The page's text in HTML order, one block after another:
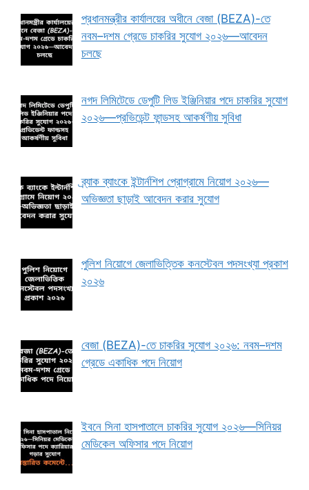
প্রধানমন্ত্রীর কার্যালয়ের অধীনে বেজা (BEZA)-তে
নবম–দশম গ্রেডে চাকরির সুযোগ ২০২৬—আবেদন
চলছে
নগদ লিমিটেডে ডেপুটি লিড ইঞ্জিনিয়ার পদে চাকরির সুযোগ
২০২৬—প্রভিডেন্ট ফান্ডসহ আকর্ষণীয় সুবিধা
ব্র্যাক ব্যাংকে ইন্টার্নশিপ প্রোগ্রামে নিয়োগ ২০২৬—
অভিজ্ঞতা ছাড়াই আবেদন করার সুযোগ
পুলিশ নিয়োগে জেলাভিত্তিক কনস্টেবল পদসংখ্যা প্রকাশ
২০২৬
বেজা (BEZA)-তে চাকরির সুযোগ ২০২৬: নবম–দশম
গ্রেডে একাধিক পদে নিয়োগ
ইবনে সিনা হাসপাতালে চাকরির সুযোগ ২০২৬—সিনিয়র
মেডিকেল অফিসার পদে নিয়োগ